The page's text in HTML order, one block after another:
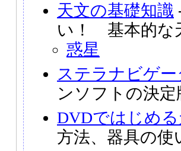
天文の基礎知識
い！ 基本的な
惑星
ステラナビゲー
ンソフトの決定
DVDではじめ
方法、器具の